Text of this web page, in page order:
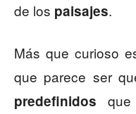
de los paisajes.
Más que curioso
que parece ser
predefinidos